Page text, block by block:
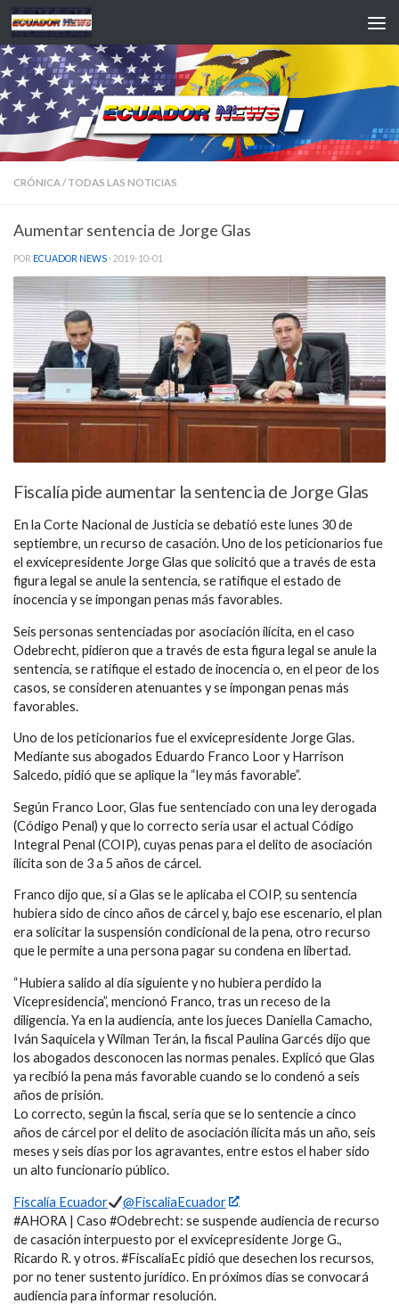
Saltar al contenido
CRÓNICA/ TODAS LAS NOTICIAS
Aumentar sentencia de Jorge Glas
POR ECUADOR NEWS · 2019-10-01
Fiscalía pide aumentar la sentencia de Jorge Glas
En la Corte Nacional de Justicia se debatió este lunes 30 de
septiembre, un recurso de casación. Uno de los peticionarios fue
el exvicepresidente Jorge Glas que solicitó que a través de esta
figura legal se anule la sentencia, se ratifique el estado de
inocencia y se impongan penas más favorables.
Seis personas sentenciadas por asociación ilícita, en el caso
Odebrecht, pidieron que a través de esta figura legal se anule la
sentencia, se ratifique el estado de inocencia o, en el peor de los
casos, se consideren atenuantes y se impongan penas más
favorables.
Uno de los peticionarios fue el exvicepresidente Jorge Glas.
Mediante sus abogados Eduardo Franco Loor y Harrison
Salcedo, pidió que se aplique la “ley más favorable”.
Según Franco Loor, Glas fue sentenciado con una ley derogada
(Código Penal) y que lo correcto sería usar el actual Código
Integral Penal (COIP), cuyas penas para el delito de asociación
ilícita son de 3 a 5 años de cárcel.
Franco dijo que, si a Glas se le aplicaba el COIP, su sentencia
hubiera sido de cinco años de cárcel y, bajo ese escenario, el plan
era solicitar la suspensión condicional de la pena, otro recurso
que le permite a una persona pagar su condena en libertad.
“Hubiera salido al día siguiente y no hubiera perdido la
Vicepresidencia”, mencionó Franco, tras un receso de la
diligencia. Ya en la audiencia, ante los jueces Daniella Camacho,
Iván Saquicela y Wilman Terán, la fiscal Paulina Garcés dijo que
los abogados desconocen las normas penales. Explicó que Glas
ya recibió la pena más favorable cuando se lo condenó a seis
años de prisión.
Lo correcto, según la fiscal, sería que se lo sentencie a cinco
años de cárcel por el delito de asociación ilícita más un año, seis
meses y seis días por los agravantes, entre estos el haber sido
un alto funcionario público.
Fiscalía Ecuador
@FiscaliaEcuador
#AHORA | Caso #Odebrecht: se suspende audiencia de recurso
de casación interpuesto por el exvicepresidente Jorge G.,
Ricardo R. y otros. #FiscalíaEc pidió que desechen los recursos,
por no tener sustento jurídico. En próximos días se convocará
audiencia para informar resolución.